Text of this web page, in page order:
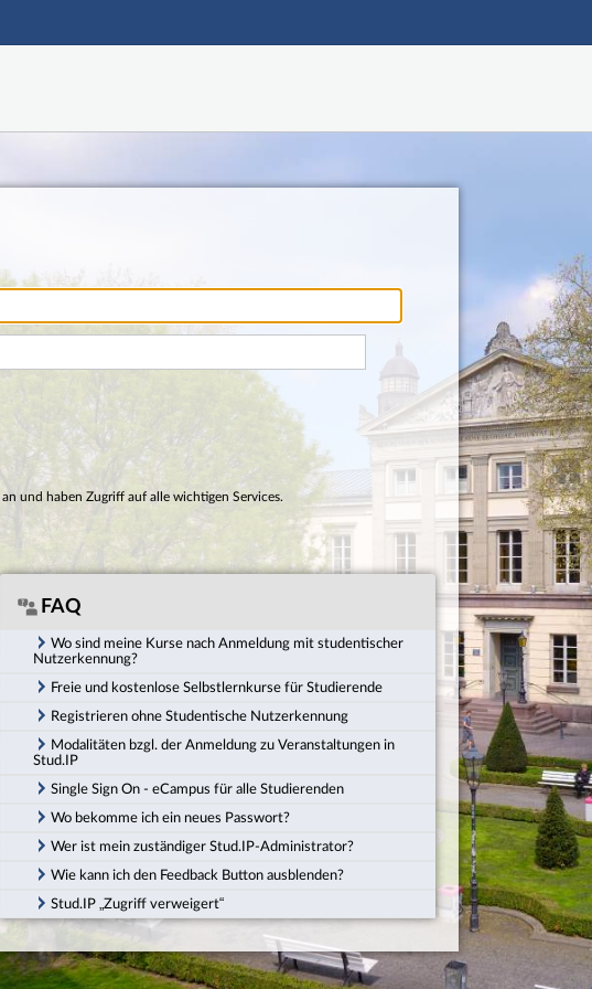
Hauptnavigation
an und haben Zugriff auf alle wichtigen Services.
FAQ
Wo sind meine Kurse nach Anmeldung mit studentischer
Nutzerkennung?
Freie und kostenlose Selbstlernkurse für Studierende
Registrieren ohne Studentische Nutzerkennung
Modalitäten bzgl. der Anmeldung zu Veranstaltungen in
Stud.IP
Single Sign On - eCampus für alle Studierenden
Wo bekomme ich ein neues Passwort?
Wer ist mein zuständiger Stud.IP-Administrator?
Wie kann ich den Feedback Button ausblenden?
Stud.IP „Zugriff verweigert“